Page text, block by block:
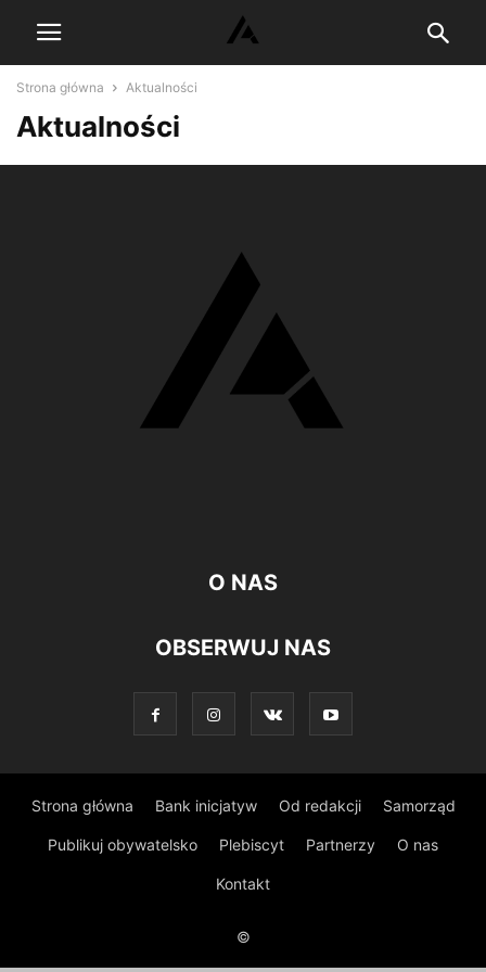
Strona główna Aktualności
Aktualności
O NAS
OBSERWUJ NAS
Strona główna Bank inicjatyw Od redakcji Samorząd
Publikuj obywatelsko Plebiscyt Partnerzy O nas
Kontakt
©